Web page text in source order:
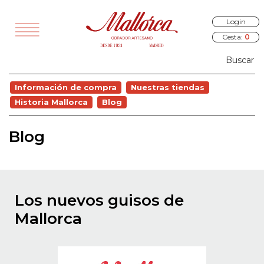
Login
Cesta: 0
Información de compra
Nuestras tiendas
Historia Mallorca
Blog
Blog
Los nuevos guisos de
Mallorca